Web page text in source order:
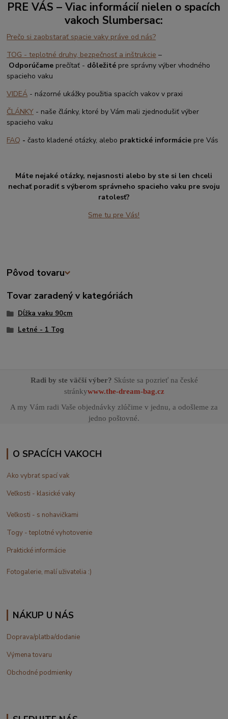
PRE VÁS – Viac informácií nielen o spacích
vakoch Slumbersac:
Prečo si zaobstarať spacie vaky práve od nás?
TOG - teplotné druhy, bezpečnosť a inštrukcie –
Odporúčame prečítať - dôležité pre správny výber vhodného
spacieho vaku
VIDEÁ - názorné ukážky použitia spacích vakov v praxi
ČLÁNKY - naše články, ktoré by Vám mali zjednodušiť výber
spacieho vaku
FAQ -často kladené otázky, alebo praktické informácie pre Vás
Máte nejaké otázky, nejasnosti alebo by ste si len chceli
nechať poradiť s výberom správneho spacieho vaku pre svoju
ratolesť?
Sme tu pre Vás!
Pôvod tovaru
Tovar zaradený v kategóriách
Dĺžka vaku 90cm
Letné - 1 Tog
Radi by ste väčší výber? Skúste sa pozrieť na české
stránkywww.the-dream-bag.cz
A my Vám radi Vaše objednávky zlúčime v jednu, a odošleme za
jedno poštovné.
O SPACÍCH VAKOCH
Ako vybrať spací vak
Veľkosti - klasické vaky
Veľkosti - s nohavičkami
Togy - teplotné vyhotovenie
Praktické informácie
Fotogalerie, malí uživatelia :)
NÁKUP U NÁS
Doprava/platba/dodanie
Výmena tovaru
Obchodné podmienky